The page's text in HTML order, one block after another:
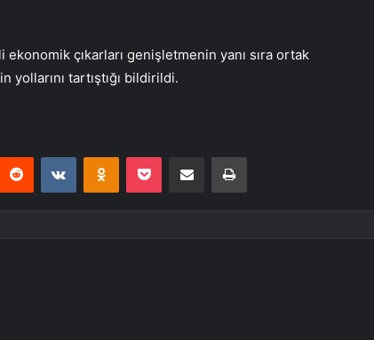
çıkarları genişletmenin yanı sıra ortak
tartıştığı bildirildi.
Reddit VKontakteOdnoklassniki
Pocket E-Posta ile paylaş Yazdır